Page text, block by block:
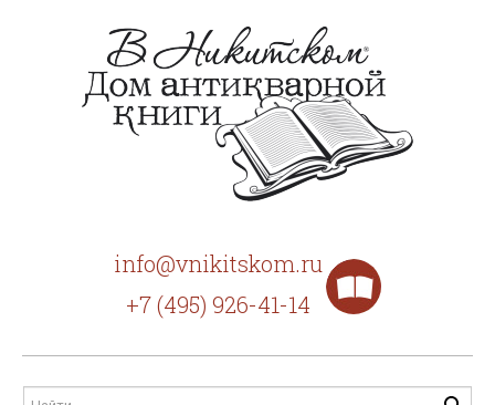
info@vnikitskom.ru
+7 (495) 926-41-14